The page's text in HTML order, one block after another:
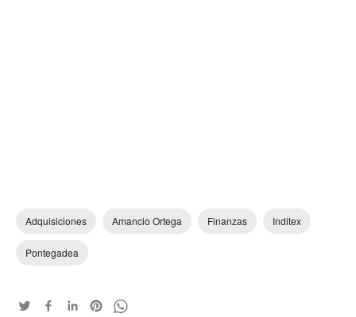
Adquisiciones Amancio Ortega Finanzas Inditex
Pontegadea